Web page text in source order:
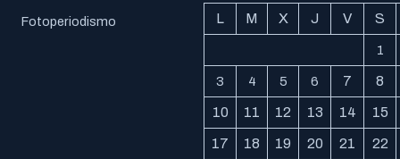
Fotoperiodismo
L
M X J V S
1
3 4 5 6 7 8
10 11 12 13 14 15
17 18 19 20 21 22